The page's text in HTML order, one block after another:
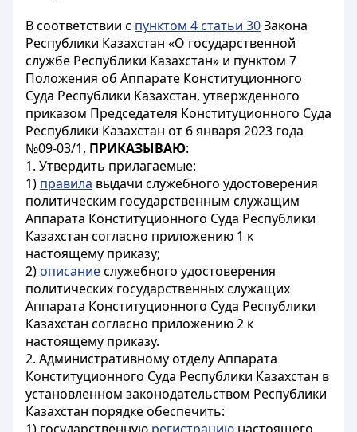
В соответствии с пунктом 4 статьи 30Закона
Республики Казахстан «О государственной
службе Республики Казахстан» и пунктом 7
Положения об Аппарате Конституционного
Суда Республики Казахстан, утвержденного
приказом Председателя Конституционного Суда
Республики Казахстан от 6 января 2023 года
№09-03/1, ПРИКАЗЫВАЮ:
1. Утвердить прилагаемые:
1) правила выдачи служебного удостоверения
политическим государственным служащим
Аппарата Конституционного Суда Республики
Казахстан согласно приложению 1 к
настоящему приказу;
2) описаниеслужебного удостоверения
политических государственных служащих
Аппарата Конституционного Суда Республики
Казахстан согласно приложению 2 к
настоящему приказу.
2. Административному отделу Аппарата
Конституционного Суда Республики Казахстан в
установленном законодательством Республики
Казахстан порядке обеспечить: